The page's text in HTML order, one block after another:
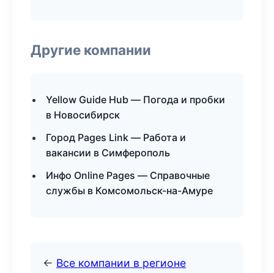
Другие компании
Yellow Guide Hub — Погода и пробки
в Новосибирск
Город Pages Link — Работа и
вакансии в Симферополь
Инфо Online Pages — Справочные
службы в Комсомольск-на-Амуре
← Все компании в регионе